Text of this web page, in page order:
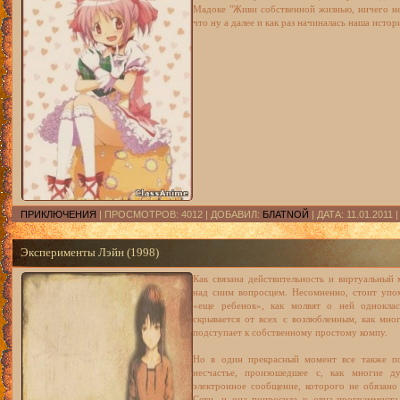
Мадоке "Живи собственной жизнью, ничего
что ну а далее и как раз начиналась наша
ПРИКЛЮЧЕНИЯ | ПРОСМОТРОВ: 4012 | ДОБАВИЛ: БЛАТNOЙ | ДАТА: 11.01.2011 |
Эксперименты Лэйн (1998)
Как связана действительность и
над сиим вопросцем. Несомненно, стоит
«еще ребенок», как молвят о ней
скрывается от всех с возлюбленным, как
подступает к собственному простому компу.
Но в один прекрасный момент все также
несчастье, произошедшее с, как многие
электронное сообщение, которого не